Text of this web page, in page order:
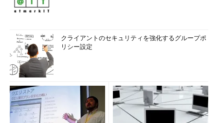
レクション
あるDLLなどを使ってWin32アプリケーションを実行している。
とすると、もしアプリケーションがデータやファイルを、プログ
ラムの実行ファイルがある場所（起動した場所）に保存しようと
するとどうなるだろうか？ 本来ならば（純粋な32bit版の
Windows OSの場合は）、%windir%\SYSTEM32%フォルダに保
存することになるだろうが（注：Windows 7やWindows Vistaな
どでは、デフォルトのアクセス権設定のままではこのフォルダへ
は保存できない）、WOW64上の場合はSYSWOW64フォルダに
クライアントのセキュリティを強化するグループポ
リシー設定